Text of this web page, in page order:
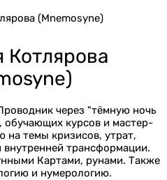
Котлярова
через "тёмную ночь
обучающих курсов и мастер-
на темы кризисов, утрат,
внутренней трансформации.
Картами, рунами. Также
и нумерологию.